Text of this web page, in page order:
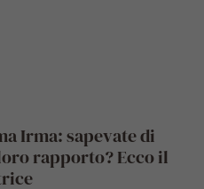
Irma: sapevate di
rapporto? Ecco il